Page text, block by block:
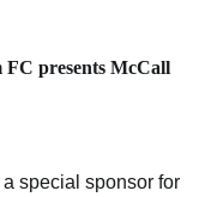
FC presents McCall
special sponsor for